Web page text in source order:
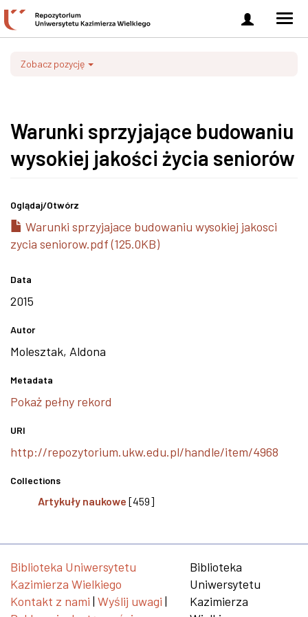
Zaloguj
się
Zobacz pozycję
Warunki sprzyjające budowaniu
wysokiej jakości życia seniorów
Oglądaj/Otwórz
Warunki sprzyjajace budowaniu wysokiej jakosci
zycia seniorow.pdf (125.0KB)
Data
2015
Autor
Molesztak, Aldona
Metadata
Pokaż pełny rekord
URI
http://repozytorium.ukw.edu.pl/handle/item/4968
Collections
Artykuły naukowe [459]
Biblioteka Uniwersytetu
Kazimierza Wielkiego
Kontakt z nami | Wyślij uwagi |
Biblioteka
Uniwersytetu
Kazimierza